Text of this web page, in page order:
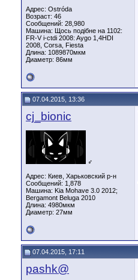
Адрес: Ostróda
Возраст: 46
Сообщений: 28,980
Машина: Щось подібне на 1102:
FR-V i-ctdi 2008: Aygo 1,4HDI
2008, Corsa, Fiesta
Длина: 1089870мкм
Диаметр: 86мм
07.04.2015, 13:36
cj_bionic
♂
Адрес: Киев, Харьковский р-н
Сообщений: 1,878
Машина: Kia Mohave 3.0 2012;
Bergamont Beluga 2010
Длина: 4980мкм
Диаметр: 27мм
07.04.2015, 17:11
pashk@